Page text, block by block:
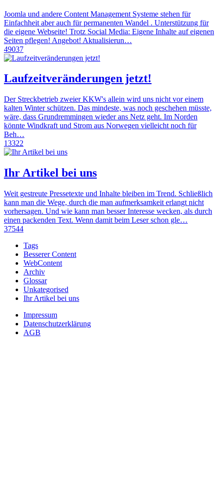
Joomla und andere Content Management Systeme stehen für
Einfachheit aber auch für permanenten Wandel . Unterstützung für
die eigene Webseite! Trotz Social Media: Eigene Inhalte auf eigenen
Seiten pflegen! Angebot! Aktualisierun…
49037
Laufzeitveränderungen jetzt!
Der Streckbetrieb zweier KKW's allein wird uns nicht vor einem
kalten Winter schützen. Das mindeste, was noch geschehen müsste,
wäre, dass Grundremmingen wieder ans Netz geht. Im Norden
könnte Windkraft und Strom aus Norwegen vielleicht noch für
Beh…
13322
Ihr Artikel bei uns
Weit gestreute Pressetexte und Inhalte bleiben im Trend. Schließlich
kann man die Wege, durch die man aufmerksamkeit erlangt nicht
vorhersagen. Und wie kann man besser Interesse wecken, als durch
einen packenden Text. Wenn damit beim Leser schon gle…
37544
Tags
Besserer Content
WebContent
Archiv
Glossar
Unkategorised
Ihr Artikel bei uns
Impressum
Datenschutzerklärung
AGB